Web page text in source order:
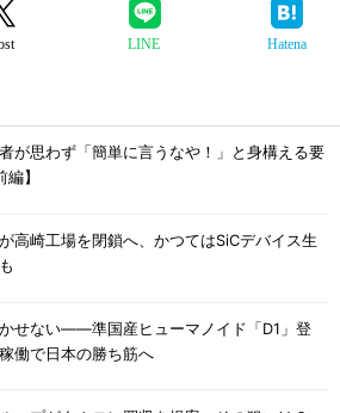
LINE Hatena
が思わず「簡単に言うなや！」と身構える要
】
高崎工場を閉鎖へ、かつてはSiCデバイス生
せない――準国産ヒューマノイド「D1」登
働で日本の勝ち筋へ